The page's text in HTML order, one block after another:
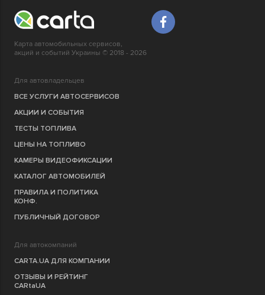
Карта автомобильных сервисов,
акций и событий Украины © 2018 - 2026
Для автовладельцев
ВСЕ УСЛУГИ АВТОСЕРВИСОВ
АКЦИИ И СОБЫТИЯ
ТЕСТЫ ТОПЛИВА
ЦЕНЫ НА ТОПЛИВО
КАМЕРЫ ВИДЕОФИКСАЦИИ
КАТАЛОГ АВТОМОБИЛЕЙ
ПРАВИЛА И ПОЛИТИКА
КОНФ.
ПУБЛИЧНЫЙ ДОГОВОР
Для автокомпаний
CARTA.UA ДЛЯ КОМПАНИИ
ОТЗЫВЫ И РЕЙТИНГ
CARtaUA